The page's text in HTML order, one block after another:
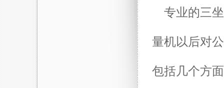
专业的三
量机以后对
包括几个方